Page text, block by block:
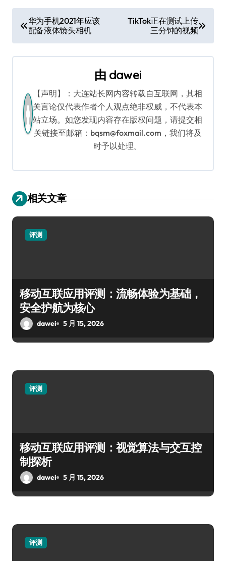
文
章
导
华为手机2021年应该
配备液体镜头相机
TikTok正在测试上传
三分钟的视频
由 dawei
【声明】：大连站长网内容转载自互联网，其相
关言论仅代表作者个人观点绝非权威，不代表本
站立场。如您发现内容存在版权问题，请提交相
关链接至邮箱：bqsm@foxmail.com，我们将及
时予以处理。
相关文章
评测
移动互联应用评测：流畅体验为基础，
安全护航为核心
dawei 5 月 15, 2026
评测
移动互联应用评测：视觉算法与交互控
制探析
dawei 5 月 15, 2026
评测